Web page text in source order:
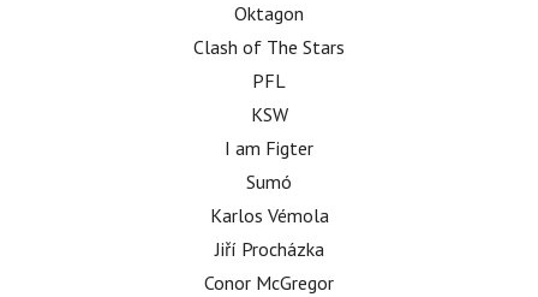
Oktagon
Clash of The Stars
PFL
KSW
I am Figter
Sumó
Karlos Vémola
Jiří Procházka
Conor McGregor